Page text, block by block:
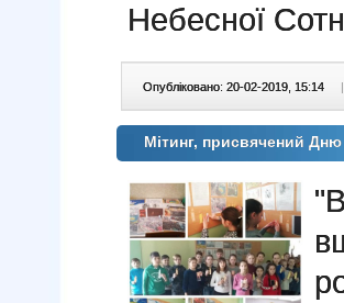
Небесної
Опубліковано: 20-02-2019, 15:14 |
Мітинг, присвячений Дню